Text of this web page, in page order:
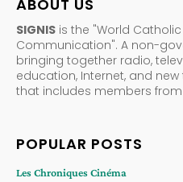
ABOUT US
SIGNIS is the "World
Communication". A non-
bringing together radio,
education, Internet, and
that includes members
POPULAR POSTS
Les Chroniques Cinéma